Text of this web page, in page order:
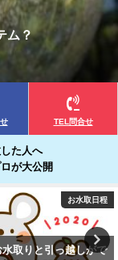
ム？
TEL問合せ
た人へ
が大公開
お水取日程
水取りと引っ越しがで